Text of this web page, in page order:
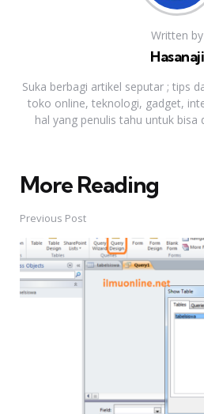
Written by
Hasanaji
Suka berbagi artikel seputar ; tips
toko online, teknologi, gadget,
hal yang penulis tahu untuk bisa
More Reading
Post
navigation
Previous Post